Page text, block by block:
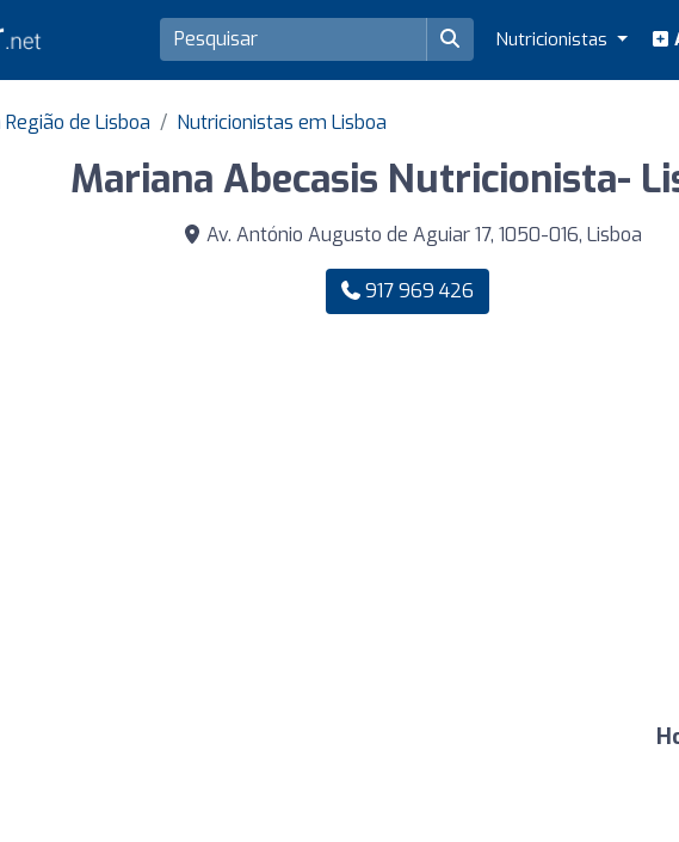
Nutricionistas
de Lisboa Nutricionistas em Lisboa
Mariana Abecasis Nutricionista-
Av. António Augusto de Aguiar 17, 1050-016, Lisboa
917 969 426